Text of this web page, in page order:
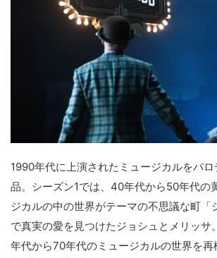
1990年代に上演されたミュージカルをパ
品。シーズン1では、40年代から50年代の
ジカルの中の世界がテーマの不思議な町「
で真実の愛を見つけたジョシュとメリッサ
年代から70年代のミュージカルの世界を再